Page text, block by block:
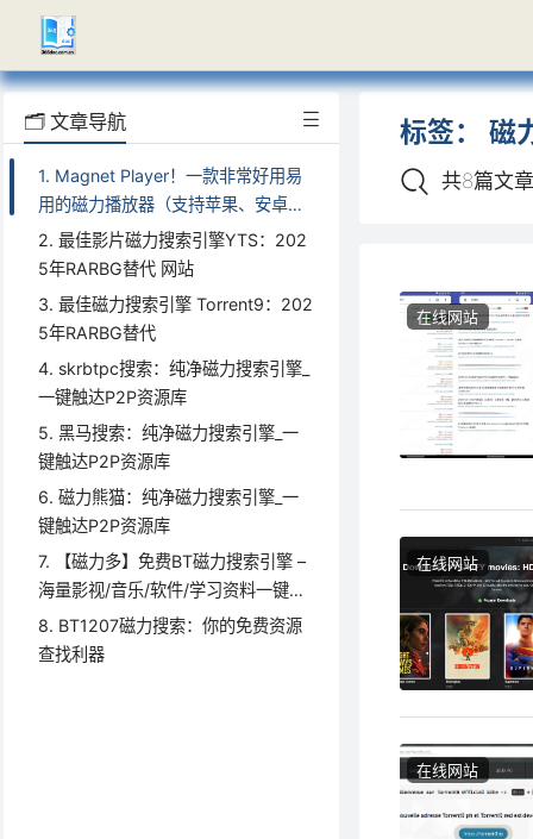
🗂️ 文章导航
1. Magnet Player！一款非常好用易
用的磁力播放器（支持苹果、安卓设
备下载并播放各类高清磁力资源）
2. 最佳影片磁力搜索引擎YTS：202
5年RARBG替代 网站
3. 最佳磁力搜索引擎 Torrent9：202
5年RARBG替代
4. skrbtpc搜索：纯净磁力搜索引擎_
一键触达P2P资源库
5. 黑马搜索：纯净磁力搜索引擎_一
键触达P2P资源库
6. 磁力熊猫：纯净磁力搜索引擎_一
键触达P2P资源库
7. 【磁力多】免费BT磁力搜索引擎 –
海量影视/音乐/软件/学习资料一键
搜！
8. BT1207磁力搜索：你的免费资源
查找利器
标签：磁
共8篇文章
在线网站
在线网站
在线网站